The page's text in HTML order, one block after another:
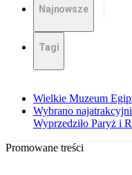
Najnowsze
Tagi
Wielkie Muzeum
Wybrano
Wyprzedziło Paryż i
Promowane treści